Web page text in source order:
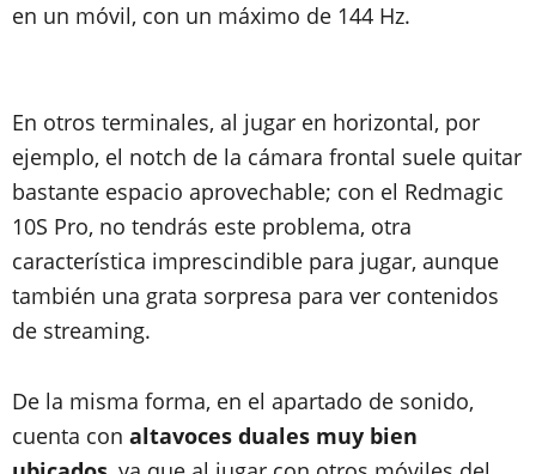
en un móvil, con un máximo de 144 Hz.
En otros terminales, al jugar en horizontal, por
ejemplo, el notch de la cámara frontal suele quitar
bastante espacio aprovechable; con el Redmagic
10S Pro, no tendrás este problema, otra
característica imprescindible para jugar, aunque
también una grata sorpresa para ver contenidos
de streaming.
De la misma forma, en el apartado de sonido,
cuenta con altavoces duales muy bien